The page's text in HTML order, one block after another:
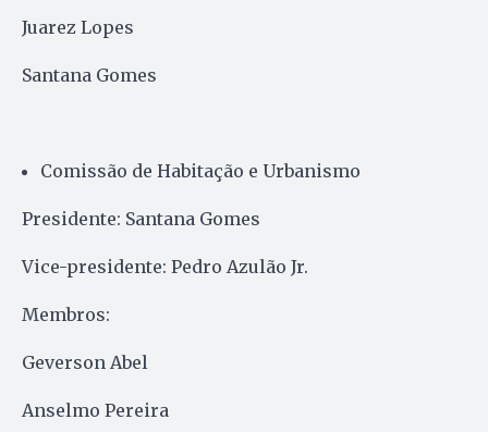
Juarez Lopes
Santana Gomes
Comissão de Habitação e Urbanismo
Presidente: Santana Gomes
Vice-presidente: Pedro Azulão Jr.
Membros:
Geverson Abel
Anselmo Pereira